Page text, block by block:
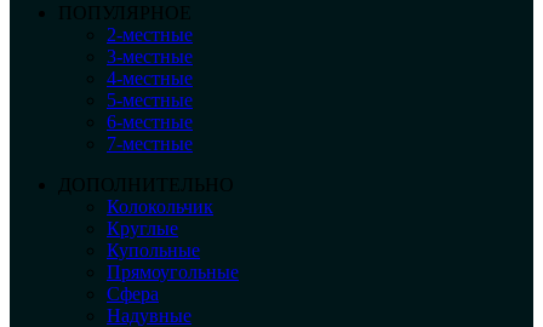
ПОПУЛЯРНОЕ
2-местные
3-местные
4-местные
5-местные
6-местные
7-местные
ДОПОЛНИТЕЛЬНО
Колокольчик
Круглые
Купольные
Прямоугольные
Сфера
Надувные